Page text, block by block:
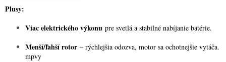
Plusy:
Viac elektrického výkonu pre svetlá a stabilné nabíjanie batérie.
Menší/ľahší rotor – rýchlejšia odozva, motor sa ochotnejšie vytáča.
mpvy